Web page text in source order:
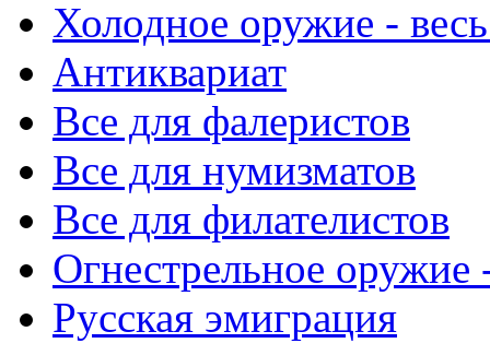
Холодное оружие -
Антиквариат
Все для фалеристов
Все для нумизматов
Все для филателистов
Огнестрельное оружие
Русская эмиграция